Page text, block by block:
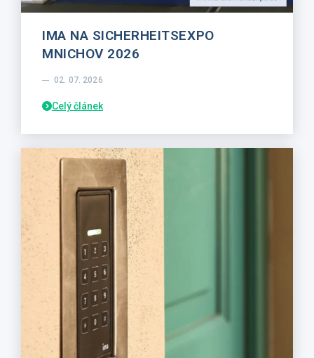
IMA NA SICHERHEITSEXPO
MNICHOV 2026
02. 07. 2026
Celý článek